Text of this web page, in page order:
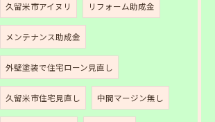
久留米市アイヌリ リフォーム助成金
メンテナンス助成金
外壁塗装で住宅ローン見直し
久留米市住宅見直し 中間マージン無し